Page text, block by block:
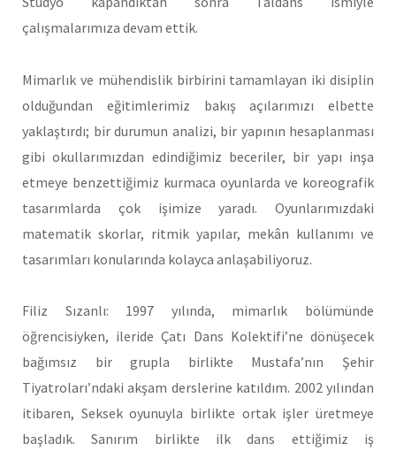
çalışmalarımıza devam ettik.
Mimarlık ve mühendislik birbirini tamamlayan iki disiplin
olduğundan eğitimlerimiz bakış açılarımızı elbette
yaklaştırdı; bir durumun analizi, bir yapının hesaplanması
gibi okullarımızdan edindiğimiz beceriler, bir yapı inşa
etmeye benzettiğimiz kurmaca oyunlarda ve koreografik
tasarımlarda çok işimize yaradı. Oyunlarımızdaki
matematik skorlar, ritmik yapılar, mekân kullanımı ve
tasarımları konularında kolayca anlaşabiliyoruz.
Filiz Sızanlı: 1997 yılında, mimarlık bölümünde
öğrencisiyken, ileride Çatı Dans Kolektifi’ne dönüşecek
bağımsız bir grupla birlikte Mustafa’nın Şehir
Tiyatroları’ndaki akşam derslerine katıldım. 2002 yılından
itibaren, Seksek oyunuyla birlikte ortak işler üretmeye
başladık. Sanırım birlikte ilk dans ettiğimiz iş